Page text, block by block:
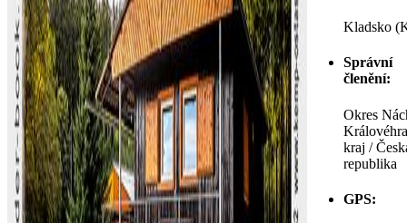
Kladsko
Správní
členění:
Okres
kraj /
republika
GPS: